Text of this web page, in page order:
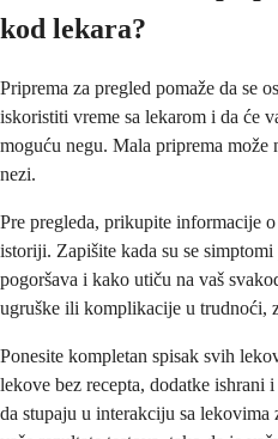
kod lekara?
Priprema za pregled pomaže da se
iskoristiti vreme sa lekarom i da će
moguću negu. Mala priprema
nezi.
Pre pregleda, prikupite informacije
istoriji. Zapišite kada su se
pogoršava i kako utiču na vaš
ugruške ili komplikacije u trudnoći,
Ponesite kompletan spisak svih
lekove bez recepta, dodatke
da stupaju u interakciju sa